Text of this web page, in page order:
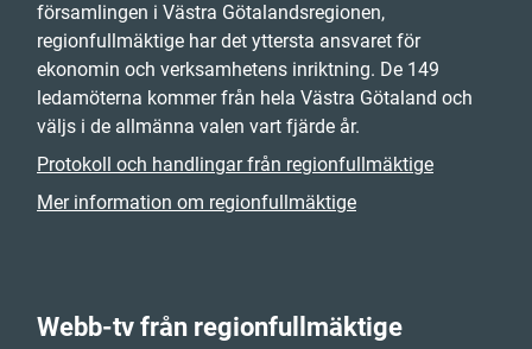
församlingen i Västra Götalandsregionen,
regionfullmäktige har det yttersta ansvaret för
ekonomin och verksamhetens inriktning. De 149
ledamöterna kommer från hela Västra Götaland och
väljs i de allmänna valen vart fjärde år.
Protokoll och handlingar från regionfullmäktige
Mer information om regionfullmäktige
Webb-tv från regionfullmäktige